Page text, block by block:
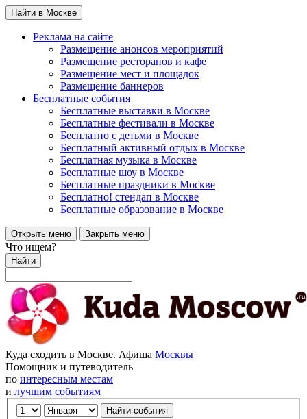
Найти в Москве
Реклама на сайте
Размещение анонсов мероприятий
Размещение ресторанов и кафе
Размещение мест и площадок
Размещение баннеров
Бесплатные события
Бесплатные выставки в Москве
Бесплатные фестивали в Москве
Бесплатно с детьми в Москве
Бесплатный активный отдых в Москве
Бесплатная музыка в Москве
Бесплатные шоу в Москве
Бесплатные праздники в Москве
Бесплатно! стендап в Москве
Бесплатные образование в Москве
Открыть меню Закрыть меню
Что ищем?
Найти
Куда сходить в Москве. Афиша Москвы
Помощник и путеводитель
по интересным местам
и лучшим событиям